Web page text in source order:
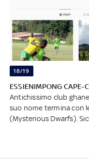
18/19
ESSIENIMPONG CAPE-
Antichissimo club
suo nome termina con
(Mysterious Dwarfs).